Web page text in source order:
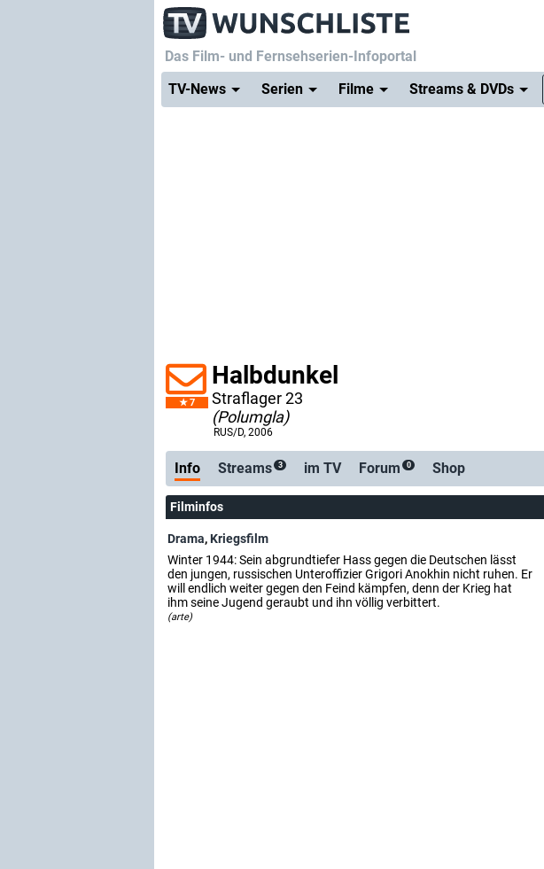
Das Film- und Fernsehserien-Infoportal
TV-News
Serien Filme Streams & DVDs
7
Halbdunkel
Straflager 23
(Polumgla)
RUS/D, 2006
Info Streams 3 im TV Forum 0 Shop
Filminfos
Drama,Kriegsfilm
Winter 1944: Sein abgrundtiefer Hass gegen die Deutschen lässt
den jungen, russischen Unteroffizier Grigori Anokhin nicht ruhen. Er
will endlich weiter gegen den Feind kämpfen, denn der Krieg hat
ihm seine Jugend geraubt und ihn völlig verbittert.
(arte)